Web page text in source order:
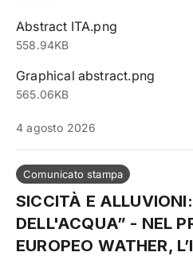
Abstract ITA.png
558.94KB
Graphical abstract.png
565.06KB
4 agosto 2026
Comunicato stampa
SICCITÀ E
DELL'ACQUA” - NEL
EUROPEO WATHER,